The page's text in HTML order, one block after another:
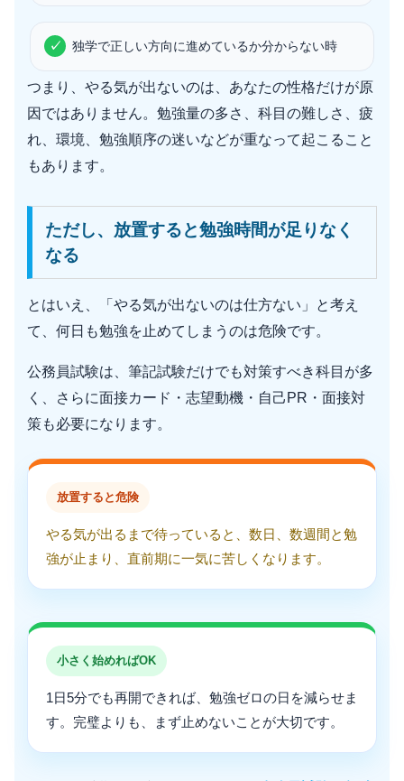
独学で正しい方向に進めているか分からない時
つまり、やる気が出ないのは、あなたの性格だけが原
因ではありません。勉強量の多さ、科目の難しさ、疲
れ、環境、勉強順序の迷いなどが重なって起こること
もあります。
ただし、放置すると勉強時間が足りなく
なる
とはいえ、「やる気が出ないのは仕方ない」と考え
て、何日も勉強を止めてしまうのは危険です。
公務員試験は、筆記試験だけでも対策すべき科目が多
く、さらに面接カード・志望動機・自己PR・面接対
策も必要になります。
放置すると危険
やる気が出るまで待っていると、数日、数週間と勉
強が止まり、直前期に一気に苦しくなります。
小さく始めればOK
1日5分でも再開できれば、勉強ゼロの日を減らせま
す。完璧よりも、まず止めないことが大切です。